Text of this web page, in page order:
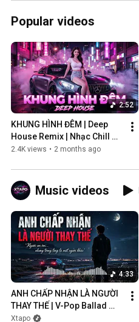
Popular videos
2:52
KHUNG HÌNH ĐÊM | Deep
House Remix | Nhạc Chill
Club | Night Vibes Cực Cháy
2.4K views • 2 months ago
Music videos
4:33
ANH CHẤP NHẬN LÀ NGƯỜI
THAY THẾ | V-Pop Ballad
Buồn
Xtapo